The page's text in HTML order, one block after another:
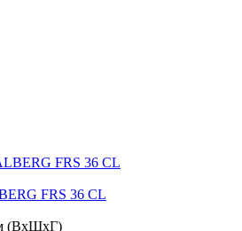
FRS 36 CL
(ВхШхГ)